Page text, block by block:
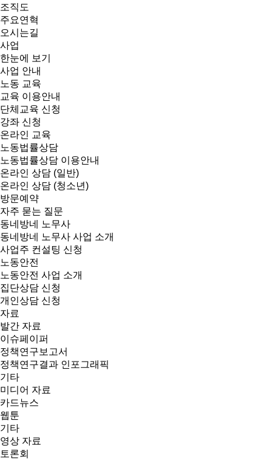
조직도
주요연혁
오시는길
사업
한눈에 보기
사업 안내
노동 교육
교육 이용안내
단체교육 신청
강좌 신청
온라인 교육
노동법률상담
노동법률상담 이용안내
온라인 상담 (일반)
온라인 상담 (청소년)
방문예약
자주 묻는 질문
동네방네 노무사
동네방네 노무사 사업 소개
사업주 컨설팅 신청
노동안전
노동안전 사업 소개
집단상담 신청
개인상담 신청
자료
발간 자료
이슈페이퍼
정책연구보고서
정책연구결과 인포그래픽
기타
미디어 자료
카드뉴스
웹툰
기타
영상 자료
토론회